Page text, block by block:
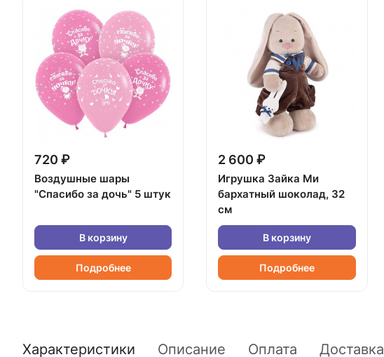
720 ₽
Воздушные шары
"Спасибо за дочь" 5 штук
В корзину
Подробнее
2 600 ₽
Игрушка Зайка Ми
бархатный шоколад, 32
см
В корзину
Подробнее
Характеристики Описание Оплата Доставка